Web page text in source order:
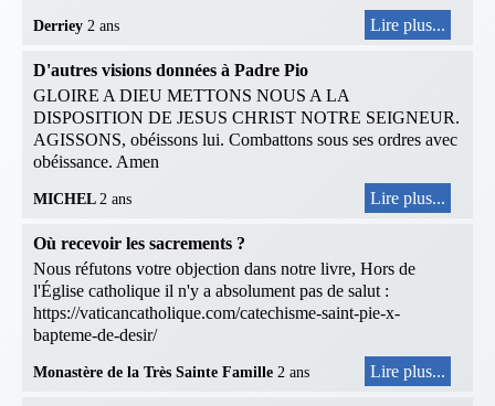
Derriey 2 ans Lire plus...
D'autres visions données à Padre Pio
GLOIRE A DIEU METTONS NOUS A LA
DISPOSITION DE JESUS CHRIST NOTRE SEIGNEUR.
AGISSONS, obéissons lui. Combattons sous ses ordres avec
obéissance. Amen
MICHEL 2 ans Lire plus...
Où recevoir les sacrements ?
Nous réfutons votre objection dans notre livre, Hors de
l'Église catholique il n'y a absolument pas de salut :
https://vaticancatholique.com/catechisme-saint-pie-x-
bapteme-de-desir/
Monastère de la Très Sainte Famille 2 ans Lire plus...